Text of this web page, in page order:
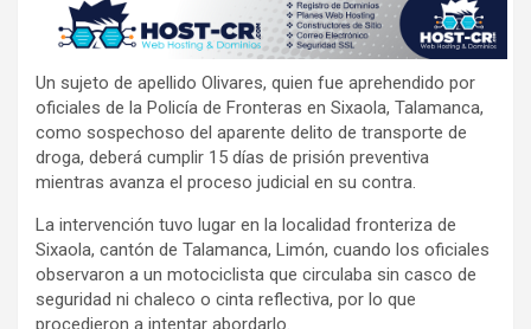
Un sujeto de apellido Olivares, quien fue aprehendido por
oficiales de la Policía de Fronteras en Sixaola, Talamanca,
como sospechoso del aparente delito de transporte de
droga, deberá cumplir 15 días de prisión preventiva
mientras avanza el proceso judicial en su contra.
La intervención tuvo lugar en la localidad fronteriza de
Sixaola, cantón de Talamanca, Limón, cuando los oficiales
observaron a un motociclista que circulaba sin casco de
seguridad ni chaleco o cinta reflectiva, por lo que
procedieron a intentar abordarlo.